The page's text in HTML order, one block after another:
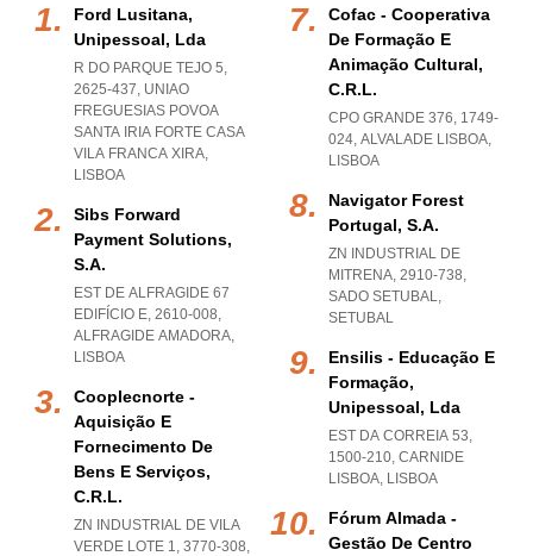
Ford Lusitana,
Unipessoal, Lda
R DO PARQUE TEJO 5,
2625-437, UNIAO
FREGUESIAS POVOA
SANTA IRIA FORTE CASA
VILA FRANCA XIRA,
LISBOA
Sibs Forward
Payment Solutions,
S.a.
EST DE ALFRAGIDE 67
EDIFÍCIO E, 2610-008,
ALFRAGIDE AMADORA,
LISBOA
Cooplecnorte -
Aquisição E
Fornecimento De
Bens E Serviços,
C.r.l.
ZN INDUSTRIAL DE VILA
VERDE LOTE 1, 3770-308,
Cofac - Cooperativa
De Formação E
Animação Cultural,
C.r.l.
CPO GRANDE 376, 1749-
024, ALVALADE LISBOA,
LISBOA
Navigator Forest
Portugal, S.a.
ZN INDUSTRIAL DE
MITRENA, 2910-738,
SADO SETUBAL,
SETUBAL
Ensilis - Educação E
Formação,
Unipessoal, Lda
EST DA CORREIA 53,
1500-210, CARNIDE
LISBOA, LISBOA
Fórum Almada -
Gestão De Centro